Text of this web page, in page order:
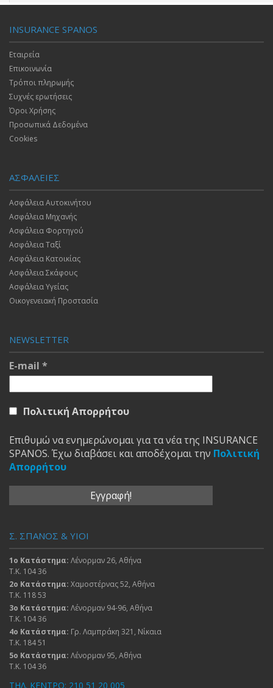
INSURANCE SPANOS
Εταιρεία
Επικοινωνία
Τρόποι πληρωμής
Συχνές ερωτήσεις
Όροι Χρήσης
Προσωπικά Δεδομένα
Cookies
ΑΣΦΑΛΕΙΕΣ
Ασφάλεια Αυτοκινήτου
Ασφάλεια Μηχανής
Ασφάλεια Φορτηγού
Ασφάλεια Ταξί
Ασφάλεια Κατοικίας
Ασφάλεια Σκάφους
Ασφάλεια Υγείας
Οικογενειακή Προστασία
NEWSLETTER
E-mail *
Πολιτική Απορρήτου
Επιθυμώ να ενημερώνομαι για τα νέα της INSURANCE
SPANOS. Έχω διαβάσει και αποδέχομαι την Πολιτική
Απορρήτου
Σ. ΣΠΑΝΟΣ & ΥΙΟΙ
1ο Κατάστημα: Λένορμαν 26, Αθήνα
Τ.Κ. 104 36
2ο Κατάστημα: Χαμοστέρνας 52, Αθήνα
Τ.Κ. 118 53
3ο Κατάστημα: Λένορμαν 94-96, Αθήνα
Τ.Κ. 104 36
4ο Κατάστημα: Γρ. Λαμπράκη 321, Νίκαια
Τ.Κ. 184 51
5ο Κατάστημα: Λένορμαν 95, Αθήνα
Τ.Κ. 104 36
ΤΗΛ. ΚΕΝΤΡΟ: 210 51 20 005